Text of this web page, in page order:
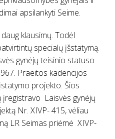
apsilankyti Seime.
klausimų. Todėl
specialų įšstatymą.
gynėjų teisinio statuso
Praeitos kadencijos
projekto. Šios
Laisvės gynėjų
Nr. XIVP- 415, vėliau
LR Seimas priėmė XIVP-